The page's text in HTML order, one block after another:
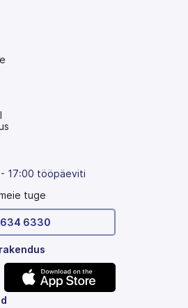
17:00 tööpäeviti
tuge
6330
(avaneb